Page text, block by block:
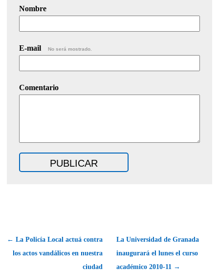
Nombre
E-mail No será mostrado.
Comentario
← La Policía Local actuá contra
los actos vandálicos en nuestra
ciudad
La Universidad de Granada
inaugurará el lunes el curso
académico 2010-11 →